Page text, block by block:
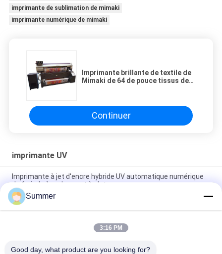
imprimante de sublimation de mimaki
imprimante numérique de mimaki
Imprimante brillante de textile de
Mimaki de 64 de pouce tissus de
Continuer
imprimante UV
Imprimante à jet d'encre hybride UV automatique numérique
de 6 pieds à rouleaux et à plat
Imprimante hybride UV à plat rouleau à rouleau pour
l'impression d'affiches publicitaires, de décorations
Summer
3:16 PM
Good day, what product are you looking for?